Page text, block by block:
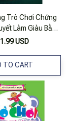
Trò Chơi Chứng
Làm Giàu Bằng
Khoán
USD
TO CART